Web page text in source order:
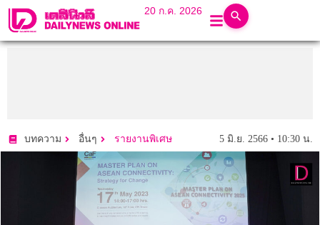
20 ก.ค. 2026
บทความ อื่นๆ รายงานพิเศษ 5 มิ.ย. 2566 • 10:30 น.